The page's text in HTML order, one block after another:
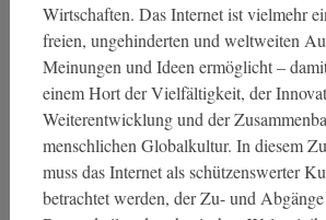
Wirtschaften. Das Internet ist vielmehr
freien, ungehinderten und weltweiten
Meinungen und Ideen ermöglicht –
einem Hort der Vielfältigkeit, der
Weiterentwicklung und der
menschlichen Globalkultur. In diesem
muss das Internet als schützenswerter
betrachtet werden, der Zu- und